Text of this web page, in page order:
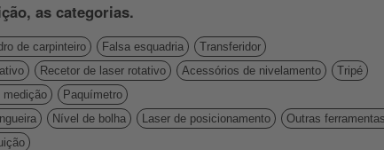
as categorias.
de carpinteiro Falsa esquadria
Transferidor
Recetor de laser rotativo Acessórios de nivelamento
Tripé
medição
Paquímetro
Nível de bolha Laser de posicionamento
Outras